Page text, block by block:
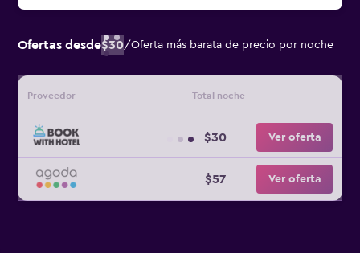
Ofertas desde$30/Oferta más barata de precio por noche
Proveedor Total noche
$30 Ver oferta
$57 Ver oferta